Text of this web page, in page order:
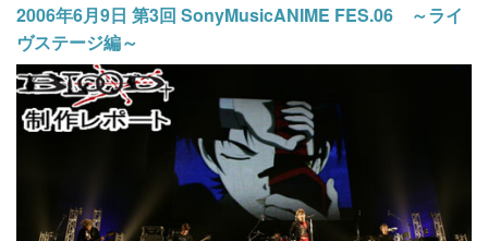
2006年6月9日 第3回 SonyMusicANIME FES.06 ～ライ
ヴステージ編～